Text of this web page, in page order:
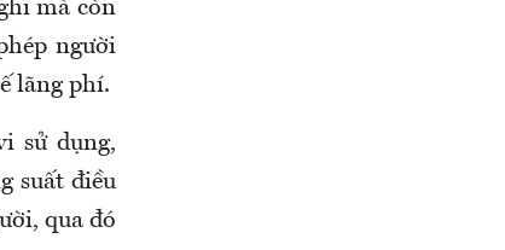
mà còn
người
lãng phí.
sử dụng,
suất điều
qua đó